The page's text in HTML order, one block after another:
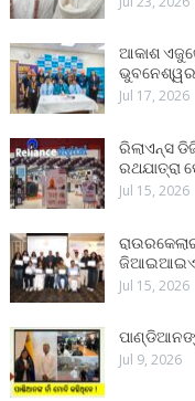
ଆକାଶ
Jul 17, 2026
ରିଲାଏନ୍ସ
ରଥଯାତ୍ରା
Jul 15, 2026
ଜିଆଇଆଇଏସ୍
Jul 15, 2026
Jul 9, 2026